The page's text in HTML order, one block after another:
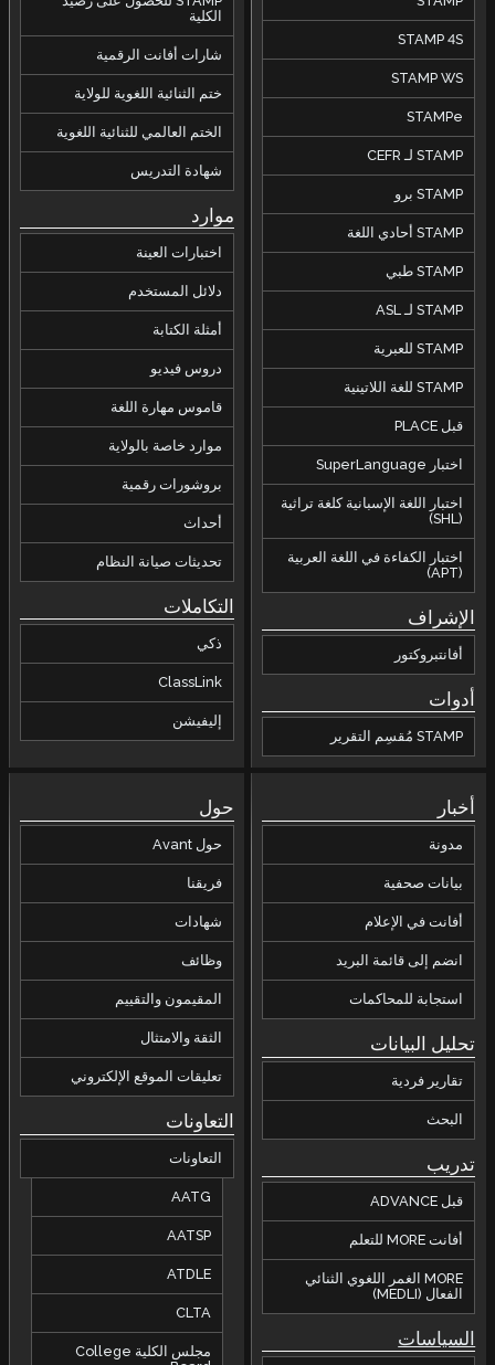
STAMP 4S
STAMP WS
STAMPe
STAMP لـ CEFR
STAMP برو
STAMP أحادي اللغة
STAMP طبي
STAMP لـ ASL
STAMP للعبرية
STAMP للغة اللاتينية
قبل PLACE
اختبار SuperLanguage
اختبار اللغة الإسبانية كلغة تراثية
(SHL)
اختبار الكفاءة في اللغة العربية
(APT)
الإشراف
أفانتبروكتور
أدوات
STAMP مُقسِم التقرير
الكلية
شارات أفانت الرقمية
ختم الثنائية اللغوية للولاية
الختم العالمي للثنائية اللغوية
شهادة التدريس
موارد
اختبارات العينة
دلائل المستخدم
أمثلة الكتابة
دروس فيديو
قاموس مهارة اللغة
موارد خاصة بالولاية
بروشورات رقمية
أحداث
تحديثات صيانة النظام
التكاملات
ذكي
ClassLink
إليفيشن
أخبار
مدونة
بيانات صحفية
أفانت في الإعلام
انضم إلى قائمة البريد
استجابة للمحاكمات
تحليل البيانات
تقارير فردية
البحث
تدريب
قبل ADVANCE
أفانت MORE للتعلم
MORE الغمر اللغوي الثنائي
الفعال (MEDLI)
السياسات
حول
حول Avant
فريقنا
شهادات
وظائف
المقيمون والتقييم
الثقة والامتثال
تعليقات الموقع الإلكتروني
التعاونات
التعاونات
AATG
AATSP
ATDLE
CLTA
مجلس الكلية College